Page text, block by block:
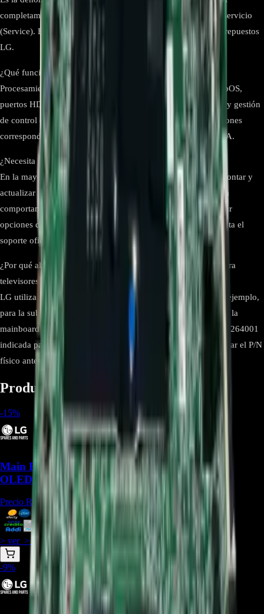
completamente ensamblado que se vende como repuesto de servicio
(Service). Esta designación aparece en las fichas oficiales de repuestos
LG.
¿Qué funciones del TV dependen de esta mainboard?
Procesamiento de imagen/sonido (SoC α7 Gen5), sistema webOS,
puertos HDMI/USB/LAN/óptico, Bluetooth/Wi-Fi integrados, y gestión
de control (CEC/eARC). La disponibilidad de puertos y funciones
corresponde a las especificaciones del modelo OLED55B2PSA.
¿Necesita programación después de instalarla?
En la mayoría de casos, al ser el repuesto exacto, basta con montar y
actualizar el firmware del TV si corresponde. Si el TV muestra
comportamientos anómalos, un SAT autorizado puede verificar
opciones de servicio (Option Codes) y realizar ajustes. Consulta el
soporte oficial del modelo.
¿Por qué algunas tiendas listan números de parte diferentes para
televisores B2 de 55”?
LG utiliza distintos números de parte por región/revisión. Por ejemplo,
para la subvariante OLED55B2AUA.DUSQLJR se documenta la
mainboard EBT67322601/EAX69803404, distinta a la EBU67264001
indicada para OLED55B2PSA. Por eso es imprescindible validar el P/N
físico antes de comprar.
Productos relacionados
-15%
Main Board EBU66395001 Para TV LG
OLED55A1PSA - REP-1191
Precio Regular: 973.500
$831.191
> ver_ > desbloquear oferta_
-9%